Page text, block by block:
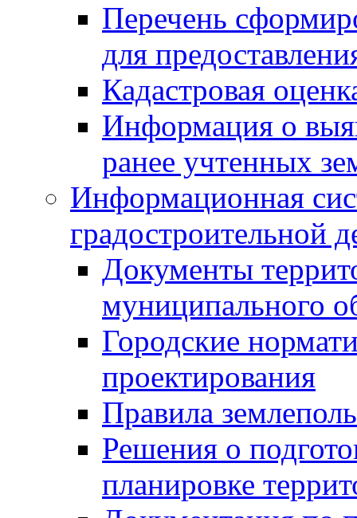
Перечень
для
Кадастровая
Информация о
ранее учтенных
Информационная
градостроительной
Документы
муниципального
Городские
проектирования
Правила
Решения о
планировке